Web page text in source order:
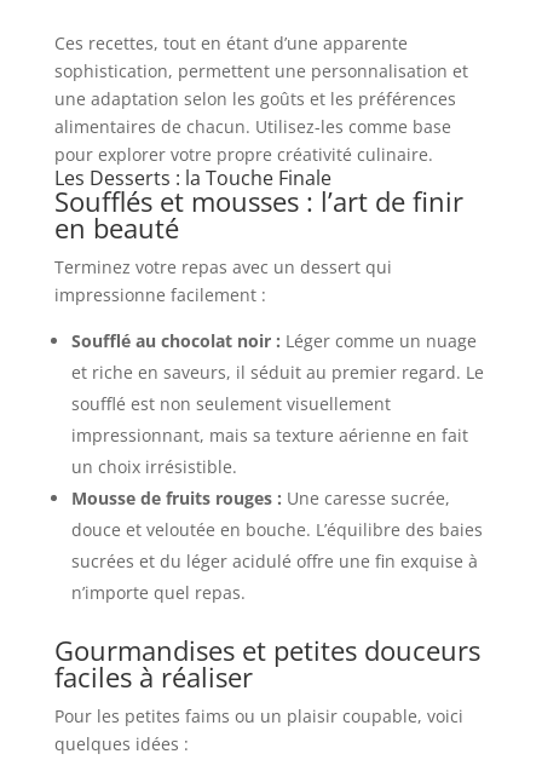
Ces recettes, tout en étant d’une apparente
sophistication, permettent une personnalisation et
une adaptation selon les goûts et les préférences
alimentaires de chacun. Utilisez-les comme base
pour explorer votre propre créativité culinaire.
Les Desserts : la Touche Finale
Soufflés et mousses : l’art de finir
en beauté
Terminez votre repas avec un dessert qui
impressionne facilement :
Soufflé au chocolat noir : Léger comme un nuage
et riche en saveurs, il séduit au premier regard. Le
soufflé est non seulement visuellement
impressionnant, mais sa texture aérienne en fait
un choix irrésistible.
Mousse de fruits rouges : Une caresse sucrée,
douce et veloutée en bouche. L’équilibre des baies
sucrées et du léger acidulé offre une fin exquise à
n’importe quel repas.
Gourmandises et petites douceurs
faciles à réaliser
Pour les petites faims ou un plaisir coupable, voici
quelques idées :